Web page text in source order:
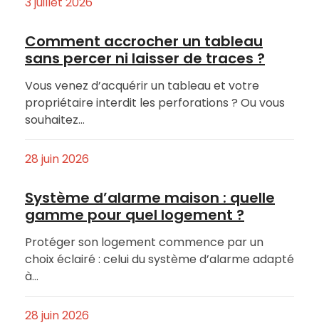
Comment accrocher un tableau
sans percer ni laisser de traces ?
Vous venez d’acquérir un tableau et votre
propriétaire interdit les perforations ? Ou vous
souhaitez…
28 juin 2026
Système d’alarme maison : quelle
gamme pour quel logement ?
Protéger son logement commence par un
choix éclairé : celui du système d’alarme adapté
à…
28 juin 2026